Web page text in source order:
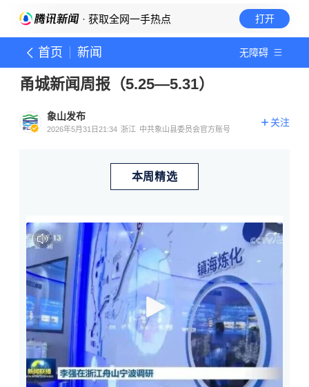
· 获取全网一手热点 打开
首页 新闻 无障碍
甬城新闻周报（5.25—5.31）
象山发布
2026年5月31日21:34 浙江 中共象山县委员会官方账号
关注
本周精选